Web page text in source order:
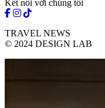
Kết nối với chúng tôi
TRAVEL NEWS
© 2024 DESIGN LAB